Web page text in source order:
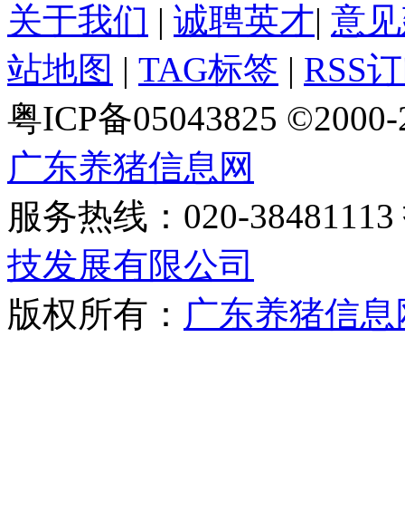
关于我们 | 诚聘英才| 意
站地图 | TAG标签 | RSS
粤ICP备05043825
广东养猪信息网
服务热线：020-
技发展有限公司
版权所有： 广东养猪信